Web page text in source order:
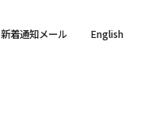
新着通知メール English